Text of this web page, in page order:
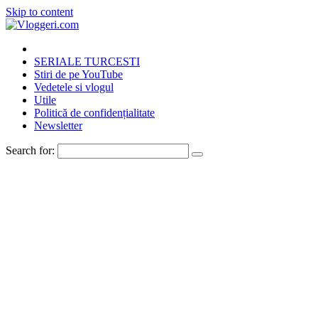
Skip to content
SERIALE TURCESTI
Stiri de pe YouTube
Vedetele si vlogul
Utile
Politică de confidențialitate
Newsletter
Search for: